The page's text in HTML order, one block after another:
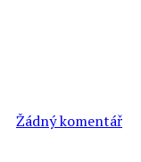
Žádný komentář